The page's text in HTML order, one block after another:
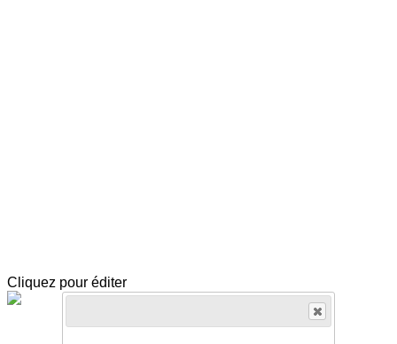
Cliquez pour éditer